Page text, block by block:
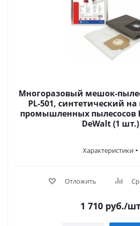
Многоразовый мешок-
PL-501, синтетический
промышленных пылесосов
DeWalt (1 шт.)
Характеристики
Отложить
1 710 руб./